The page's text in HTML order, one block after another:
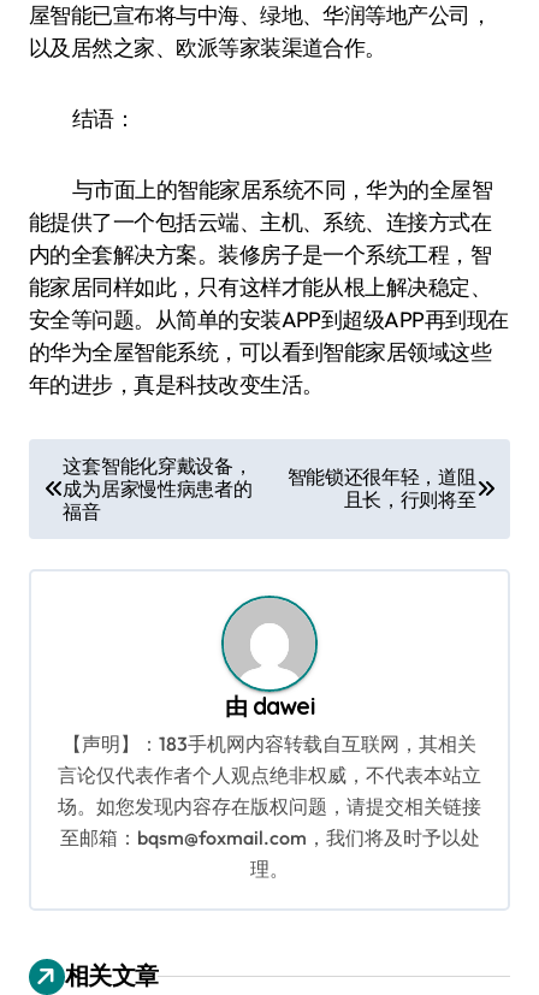
屋智能已宣布将与中海、绿地、华润等地产公司，
以及居然之家、欧派等家装渠道合作。
结语：
与市面上的智能家居系统不同，华为的全屋智
能提供了一个包括云端、主机、系统、连接方式在
内的全套解决方案。装修房子是一个系统工程，智
能家居同样如此，只有这样才能从根上解决稳定、
安全等问题。从简单的安装APP到超级APP再到现在
的华为全屋智能系统，可以看到智能家居领域这些
年的进步，真是科技改变生活。
章
导
航
这套智能化穿戴设备，
成为居家慢性病患者的
福音
智能锁还很年轻，道阻
且长，行则将至
由 dawei
【声明】：183手机网内容转载自互联网，其相关
言论仅代表作者个人观点绝非权威，不代表本站立
场。如您发现内容存在版权问题，请提交相关链接
至邮箱：bqsm@foxmail.com，我们将及时予以处
理。
相关文章